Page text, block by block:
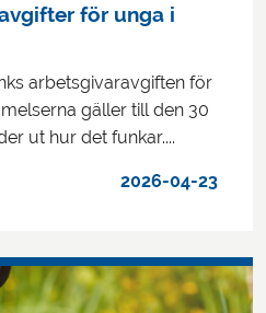
för unga i
arbetsgivaravgiften för
gäller till den 30
ut hur det funkar....
2026-04-23